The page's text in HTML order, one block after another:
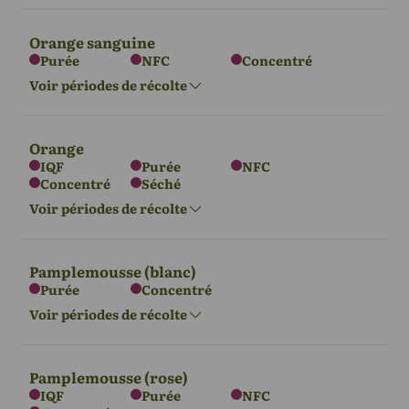
Amérique du
L'Europe Asie
Amérique du
Sud
Orange sanguine
Purée NFC
Concentré
Voir périodes de récolte
L'Europe
Déc - Mars
Asie
Déc - Mars
Amérique du
Nord
Amérique du
Sud
Orange
IQF Purée
NFC
Concentré
Séché
Voir périodes de récolte
L'Europe Asie
Pamplemousse (blanc)
Purée
Concentré
Voir périodes de récolte
Pamplemousse (rose)
IQF Purée
NFC